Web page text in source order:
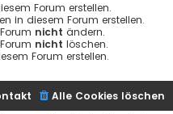
Forum erstellen.
in diesem Forum erstellen.
nicht ändern.
nicht löschen.
Forum erstellen.
Alle Cookies löschen